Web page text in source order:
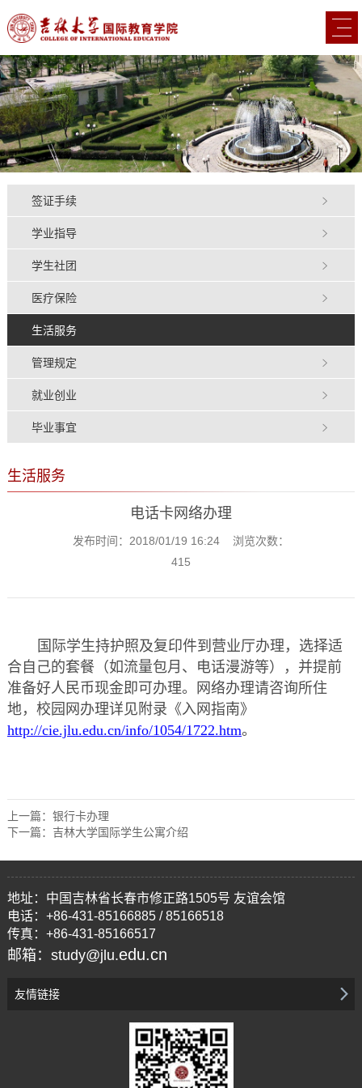
签证手续
学业指导
学生社团
医疗保险
生活服务
管理规定
就业创业
毕业事宜
生活服务
电话卡网络办理
发布时间：2018/01/19 16:24 浏览次数：
415
国际学生持护照及复印件到营业厅办理，选择适
合自己的套餐（如流量包月、电话漫游等），并提前
准备好人民币现金即可办理。网络办理请咨询所住
地，校园网办理详见附录《入网指南》
http://cie.jlu.edu.cn/info/1054/1722.htm。
上一篇： 银行卡办理
下一篇： 吉林大学国际学生公寓介绍
地址：中国吉林省长春市修正路1505号 友谊会馆
电话：+86-431-85166885 / 85166518
传真：+86-431-85166517
邮箱：study@jlu.edu.cn
友情链接